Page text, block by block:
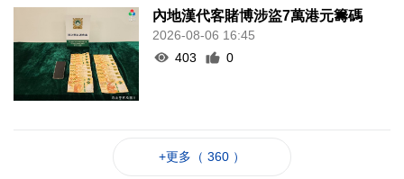
內地漢代客賭博涉盜7萬港元籌碼
2026-08-06 16:45
403
0
+更多（ 360 ）